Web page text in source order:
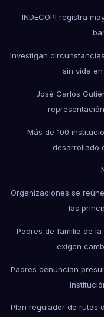
INDECOPI registra
Investigan
sin vida
José Carlos
Más de 100
desarrollado
Organizaciones se
las
Padres de familia de la
exigen
Padres denuncian
Plan regulador de rutas